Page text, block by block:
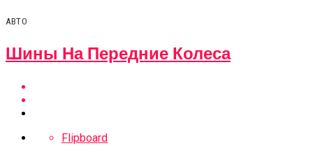
АВТО
Шины На Передние Колеса
Flipboard